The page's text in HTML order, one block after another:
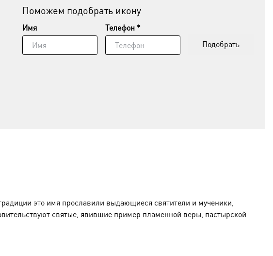
Поможем подобрать икону
Имя
Телефон *
Подобрать
это имя прославили выдающиеся святители и мученики,
святые, явившие пример пламенной веры, пастырской